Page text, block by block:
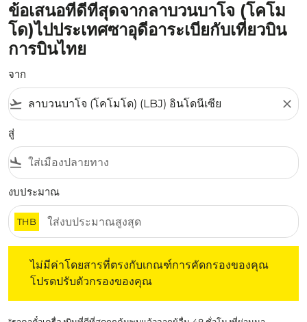
ข้อเสนอที่ดีที่สุดจากลาบวนบาโจ (โคโม
โด)ไปประเทศซาอุดีอาระเบียกับเที่ยวบิน
การบินไทย
จาก
flight_takeoff close
สู่
flight_land
งบประมาณ
THB
ไม่มีค่าโดยสารที่ตรงกับเกณฑ์การคัดกรองของคุณ
โปรดปรับตัวกรองของคุณ